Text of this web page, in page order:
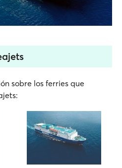
sobre los ferries que